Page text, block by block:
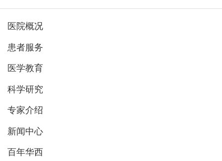
医院概况
患者服务
医学教育
科学研究
专家介绍
新闻中心
百年华西